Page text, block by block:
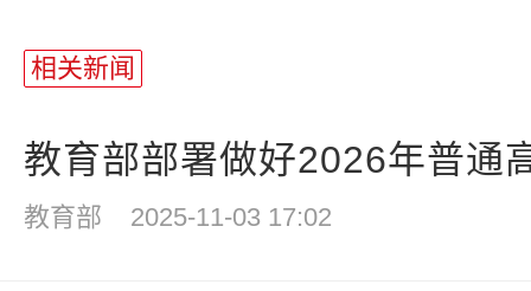
相关新闻
教育部部署做好2026年普通
教育部 2025-11-03 17:02